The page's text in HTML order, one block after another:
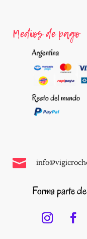
Medios de pago

Forma parte